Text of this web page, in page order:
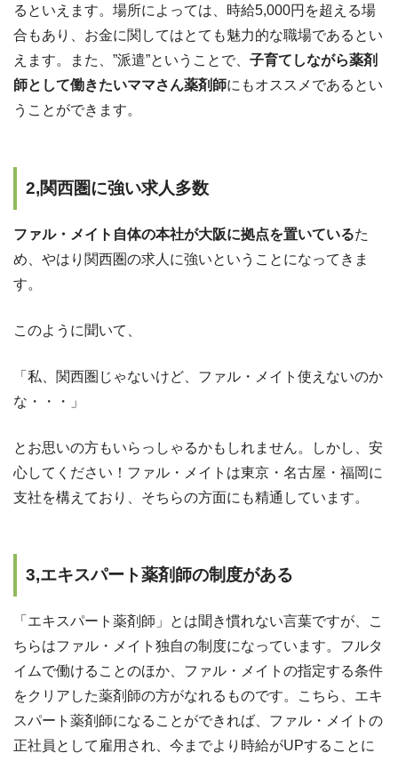
るといえます。場所によっては、時給5,000円を超える場
合もあり、お金に関してはとても魅力的な職場であるとい
えます。また、”派遣”ということで、 子育てしながら薬剤
師として働きたいママさん薬剤師にもオススメであるとい
うことができます。
2,関西圏に強い求人多数
ファル・メイト自体の本社が大阪に拠点を置いているた
め、やはり関西圏の求人に強いということになってきま
す。
このように聞いて、
「私、関西圏じゃないけど、ファル・メイト使えないのか
な・・・」
とお思いの方もいらっしゃるかもしれません。しかし、安
心してください！ファル・メイトは東京・名古屋・福岡に
支社を構えており、そちらの方面にも精通しています。
3,エキスパート薬剤師の制度がある
「エキスパート薬剤師」とは聞き慣れない言葉ですが、こ
ちらはファル・メイト独自の制度になっています。フルタ
イムで働けることのほか、ファル・メイトの指定する条件
をクリアした薬剤師の方がなれるものです。こちら、エキ
スパート薬剤師になることができれば、ファル・メイトの
正社員として雇用され、今までより時給がUPすることに